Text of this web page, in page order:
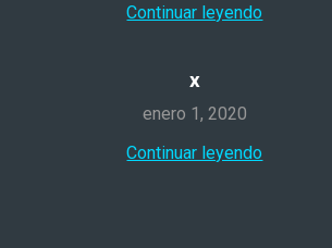
Continuar leyendo
x
enero 1, 2020
Continuar leyendo